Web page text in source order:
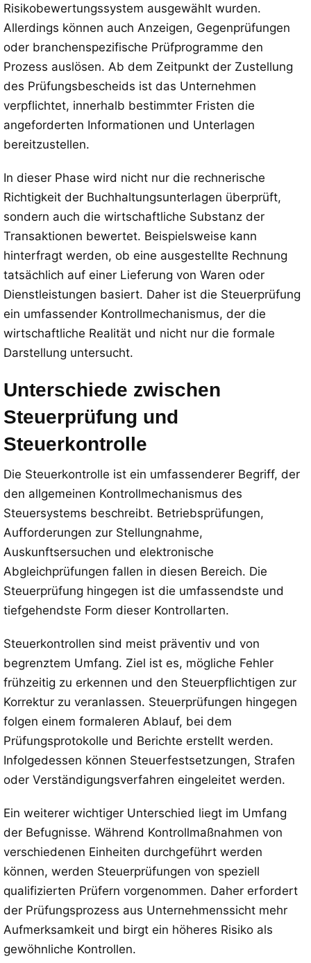
Risikobewertungssystem ausgewählt wurden.
Allerdings können auch Anzeigen, Gegenprüfungen
oder branchenspezifische Prüfprogramme den
Prozess auslösen. Ab dem Zeitpunkt der Zustellung
des Prüfungsbescheids ist das Unternehmen
verpflichtet, innerhalb bestimmter Fristen die
angeforderten Informationen und Unterlagen
bereitzustellen.
In dieser Phase wird nicht nur die rechnerische
Richtigkeit der Buchhaltungsunterlagen überprüft,
sondern auch die wirtschaftliche Substanz der
Transaktionen bewertet. Beispielsweise kann
hinterfragt werden, ob eine ausgestellte Rechnung
tatsächlich auf einer Lieferung von Waren oder
Dienstleistungen basiert. Daher ist die Steuerprüfung
ein umfassender Kontrollmechanismus, der die
wirtschaftliche Realität und nicht nur die formale
Darstellung untersucht.
Unterschiede zwischen
Steuerprüfung und
Steuerkontrolle
Die Steuerkontrolle ist ein umfassenderer Begriff, der
den allgemeinen Kontrollmechanismus des
Steuersystems beschreibt. Betriebsprüfungen,
Aufforderungen zur Stellungnahme,
Auskunftsersuchen und elektronische
Abgleichprüfungen fallen in diesen Bereich. Die
Steuerprüfung hingegen ist die umfassendste und
tiefgehendste Form dieser Kontrollarten.
Steuerkontrollen sind meist präventiv und von
begrenztem Umfang. Ziel ist es, mögliche Fehler
frühzeitig zu erkennen und den Steuerpflichtigen zur
Korrektur zu veranlassen. Steuerprüfungen hingegen
folgen einem formaleren Ablauf, bei dem
Prüfungsprotokolle und Berichte erstellt werden.
Infolgedessen können Steuerfestsetzungen, Strafen
oder Verständigungsverfahren eingeleitet werden.
Ein weiterer wichtiger Unterschied liegt im Umfang
der Befugnisse. Während Kontrollmaßnahmen von
verschiedenen Einheiten durchgeführt werden
können, werden Steuerprüfungen von speziell
qualifizierten Prüfern vorgenommen. Daher erfordert
der Prüfungsprozess aus Unternehmenssicht mehr
Aufmerksamkeit und birgt ein höheres Risiko als
gewöhnliche Kontrollen.